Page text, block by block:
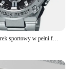
Męski zegarek sportowy w pełni funkcjonalny czas światowy Wodoodporny stop Ponadgabarytowa tarcza Wszystkie wskazówki Praca GSTB100 Seria dębowa